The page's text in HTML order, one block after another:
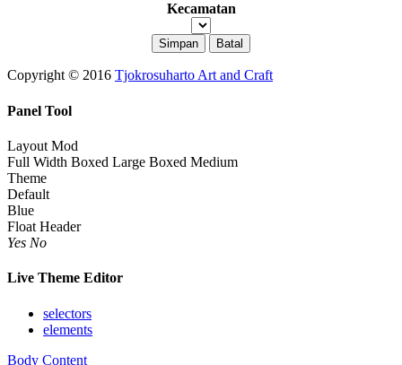
Kecamatan
Copyright © 2016 Tjokrosuharto Art and Craft
Panel Tool
Layout Mod
Full Width Boxed Large Boxed Medium
Theme
Default
Blue
Float Header
Yes No
Live Theme Editor
selectors
elements
Body Content